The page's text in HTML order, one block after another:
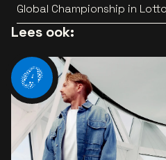
Global Championship in
bekend
Lees ook: